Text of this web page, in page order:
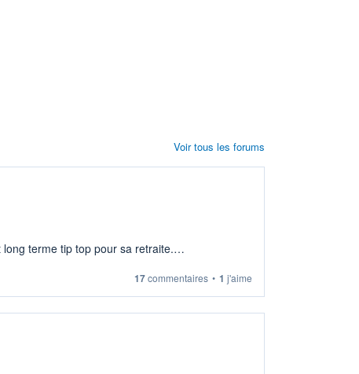
terme tip top pour sa retraite.
17commentaires • 1 j'aime
Voir tous les forums